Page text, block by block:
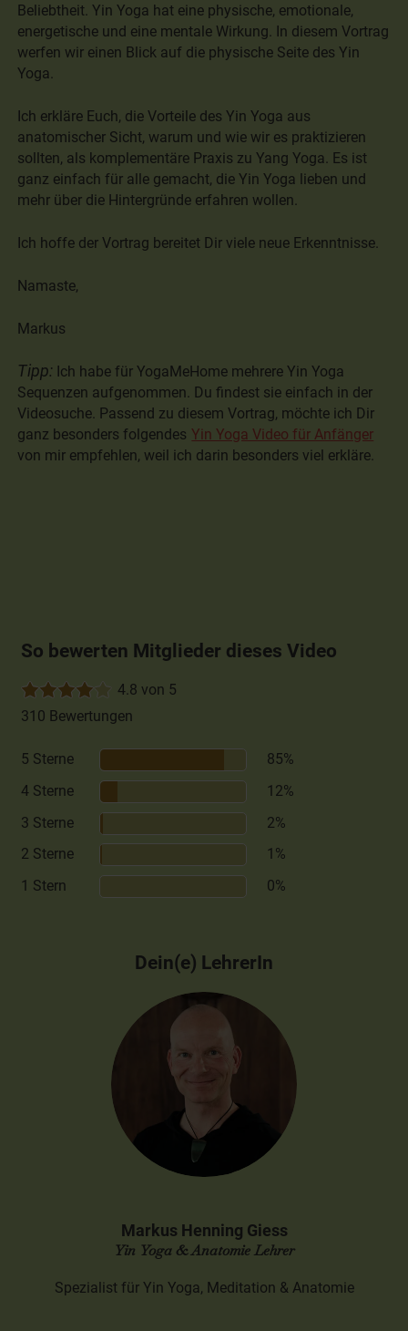
Beliebtheit. Yin Yoga hat eine physische, emotionale,
energetische und eine mentale Wirkung. In diesem Vortrag
werfen wir einen Blick auf die physische Seite des Yin
Yoga.
Ich erkläre Euch, die Vorteile des Yin Yoga aus
anatomischer Sicht, warum und wie wir es praktizieren
sollten, als komplementäre Praxis zu Yang Yoga. Es ist
ganz einfach für alle gemacht, die Yin Yoga lieben und
mehr über die Hintergründe erfahren wollen.
Ich hoffe der Vortrag bereitet Dir viele neue Erkenntnisse.
Namaste,
Markus
Tipp: Ich habe für YogaMeHome mehrere Yin Yoga
Sequenzen aufgenommen. Du findest sie einfach in der
Videosuche. Passend zu diesem Vortrag, möchte ich Dir
ganz besonders folgendes Yin Yoga Video für Anfänger
von mir empfehlen, weil ich darin besonders viel erkläre.
So bewerten Mitglieder dieses Video
4.8 von 5
310 Bewertungen
5 Sterne
85%
4 Sterne
12%
3 Sterne
2%
2 Sterne
1%
1 Stern
0%
Dein(e) LehrerIn
Markus Henning Giess
Yin Yoga & Anatomie Lehrer
Spezialist für Yin Yoga, Meditation & Anatomie